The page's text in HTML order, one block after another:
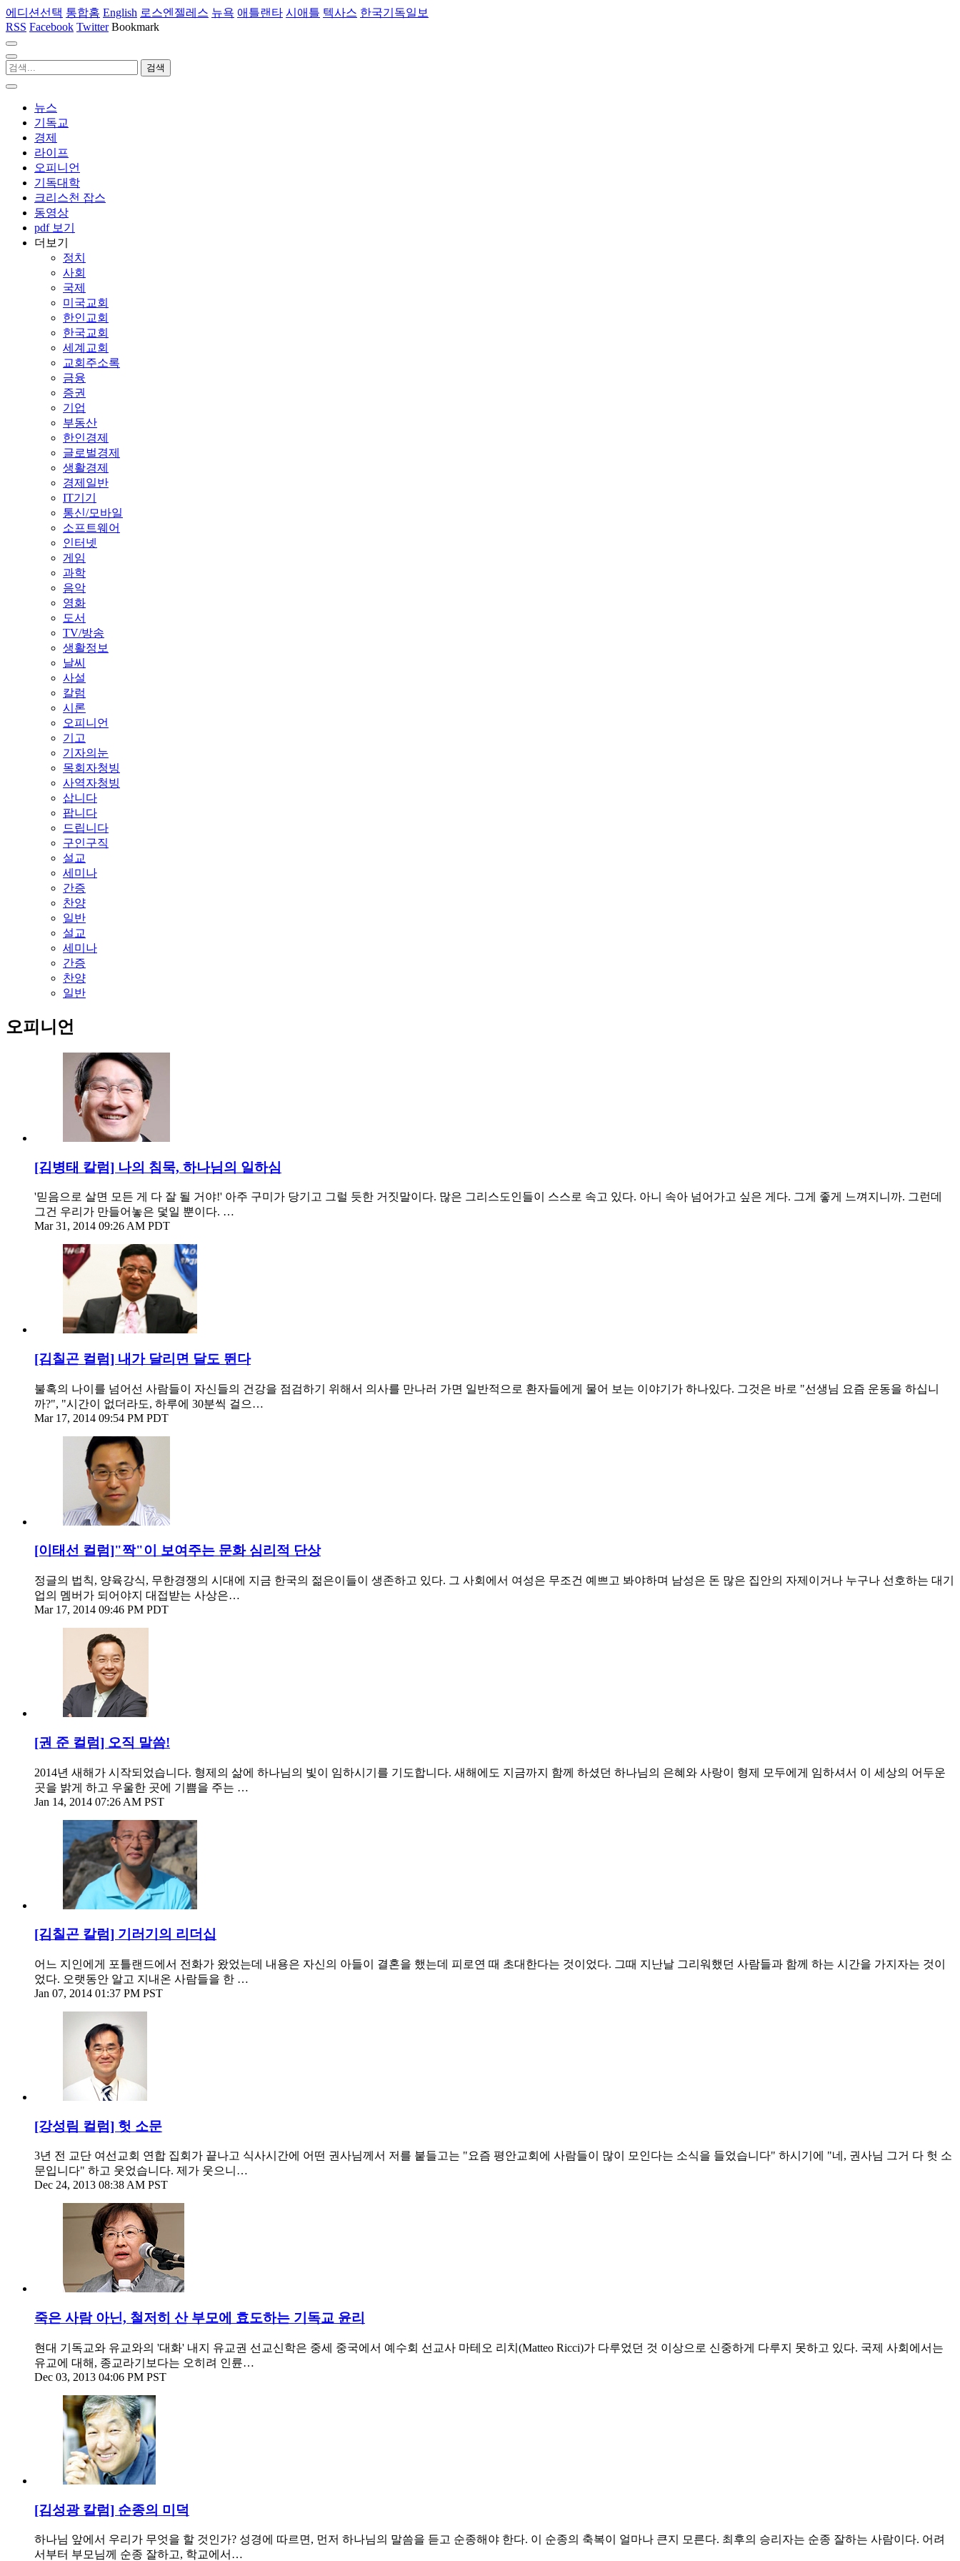
에디션선택 통합홈 English 로스엔젤레스 뉴욕 애틀랜타 시애틀 텍사스 한국기독일보
RSS Facebook Twitter Bookmark
뉴스
기독교
경제
라이프
오피니언
기독대학
크리스천 잡스
동영상
pdf 보기
더보기
정치
사회
국제
미국교회
한인교회
한국교회
세계교회
교회주소록
금융
증권
기업
부동산
한인경제
글로벌경제
생활경제
경제일반
IT기기
통신/모바일
소프트웨어
인터넷
게임
과학
음악
영화
도서
TV/방송
생활정보
날씨
사설
칼럼
시론
오피니언
기고
기자의눈
목회자청빙
사역자청빙
삽니다
팝니다
드립니다
구인구직
설교
세미나
간증
찬양
일반
설교
세미나
간증
찬양
일반
오피니언
[김병태 칼럼] 나의 침묵, 하나님의 일하심
'믿음으로 살면 모든 게 다 잘 될 거야!' 아주 구미가 당기고 그럴 듯한 거짓말이다. 많은 그리스도인들이 스스로 속고 있다. 아니 속아 넘어가고 싶은 게다. 그게 좋게 느껴지니까. 그런데
그건 우리가 만들어놓은 덫일 뿐이다. …
Mar 31, 2014 09:26 AM PDT
[김칠곤 컬럼] 내가 달리면 달도 뛴다
불혹의 나이를 넘어선 사람들이 자신들의 건강을 점검하기 위해서 의사를 만나러 가면 일반적으로 환자들에게 물어 보는 이야기가 하나있다. 그것은 바로 "선생님 요즘 운동을 하십니
까?", "시간이 없더라도, 하루에 30분씩 걸으…
Mar 17, 2014 09:54 PM PDT
[이태선 컬럼]"짝"이 보여주는 문화 심리적 단상
정글의 법칙, 양육강식, 무한경쟁의 시대에 지금 한국의 젊은이들이 생존하고 있다. 그 사회에서 여성은 무조건 예쁘고 봐야하며 남성은 돈 많은 집안의 자제이거나 누구나 선호하는 대기
업의 멤버가 되어야지 대접받는 사상은…
Mar 17, 2014 09:46 PM PDT
[권 준 컬럼] 오직 말씀!
2014년 새해가 시작되었습니다. 형제의 삶에 하나님의 빛이 임하시기를 기도합니다. 새해에도 지금까지 함께 하셨던 하나님의 은혜와 사랑이 형제 모두에게 임하셔서 이 세상의 어두운
곳을 밝게 하고 우울한 곳에 기쁨을 주는 …
Jan 14, 2014 07:26 AM PST
[김칠곤 칼럼] 기러기의 리더십
어느 지인에게 포틀랜드에서 전화가 왔었는데 내용은 자신의 아들이 결혼을 했는데 피로연 때 초대한다는 것이었다. 그때 지난날 그리워했던 사람들과 함께 하는 시간을 가지자는 것이
었다. 오랫동안 알고 지내온 사람들을 한 …
Jan 07, 2014 01:37 PM PST
[강성림 컬럼] 헛 소문
3년 전 교단 여선교회 연합 집회가 끝나고 식사시간에 어떤 권사님께서 저를 붙들고는 "요즘 평안교회에 사람들이 많이 모인다는 소식을 들었습니다" 하시기에 "네, 권사님 그거 다 헛 소
문입니다" 하고 웃었습니다. 제가 웃으니…
Dec 24, 2013 08:38 AM PST
죽은 사람 아닌, 철저히 산 부모에 효도하는 기독교 윤리
현대 기독교와 유교와의 '대화' 내지 유교권 선교신학은 중세 중국에서 예수회 선교사 마테오 리치(Matteo Ricci)가 다루었던 것 이상으로 신중하게 다루지 못하고 있다. 국제 사회에서는
유교에 대해, 종교라기보다는 오히려 인륜…
Dec 03, 2013 04:06 PM PST
[김성광 칼럼] 순종의 미덕
하나님 앞에서 우리가 무엇을 할 것인가? 성경에 따르면, 먼저 하나님의 말씀을 듣고 순종해야 한다. 이 순종의 축복이 얼마나 큰지 모른다. 최후의 승리자는 순종 잘하는 사람이다. 어려
서부터 부모님께 순종 잘하고, 학교에서…